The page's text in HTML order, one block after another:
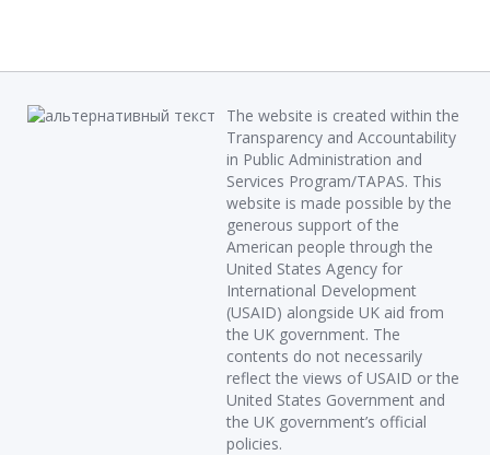
The website is created within the
Transparency and Accountability
in Public Administration and
Services Program/TAPAS. This
website is made possible by the
generous support of the
American people through the
United States Agency for
International Development
(USAID) alongside UK aid from
the UK government. The
contents do not necessarily
reflect the views of USAID or the
United States Government and
the UK government’s official
policies.